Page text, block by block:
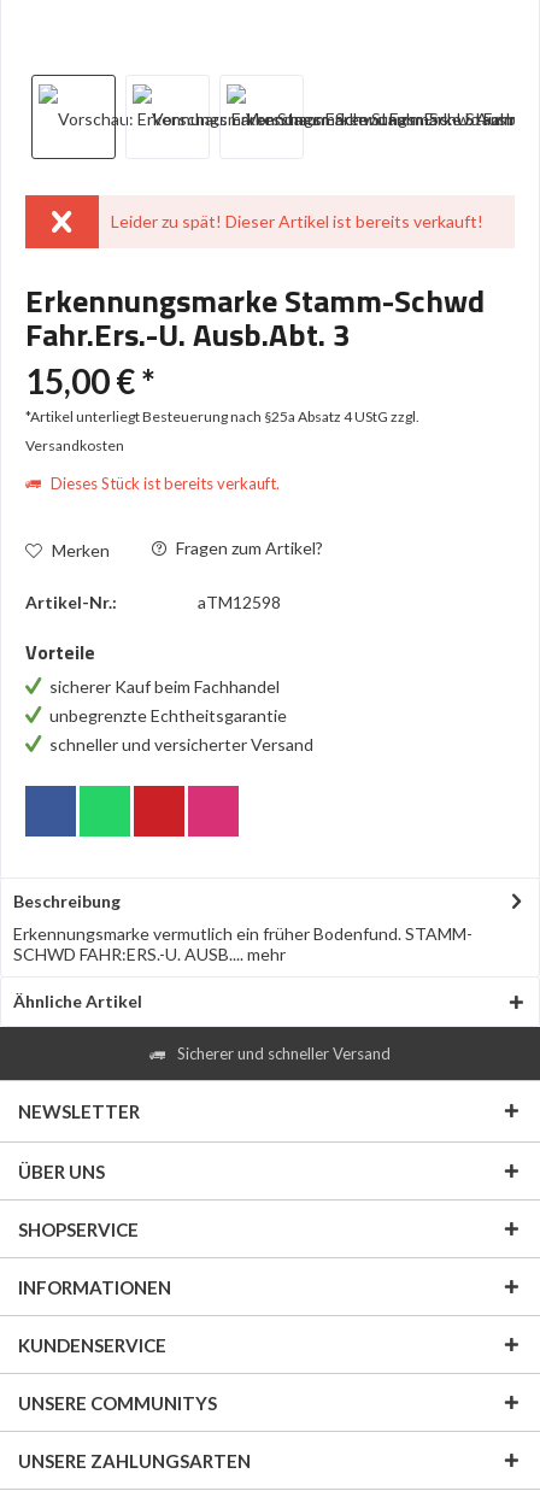
Leider zu spät! Dieser Artikel ist bereits verkauft!
Erkennungsmarke Stamm-Schwd
Fahr.Ers.-U. Ausb.Abt. 3
15,00 € *
*Artikel unterliegt Besteuerung nach §25a Absatz 4 UStG zzgl.
Versandkosten
Dieses Stück ist bereits verkauft.
Merken Fragen zum Artikel?
Artikel-Nr.: aTM12598
Vorteile
sicherer Kauf beim Fachhandel
unbegrenzte Echtheitsgarantie
schneller und versicherter Versand
Beschreibung
Erkennungsmarke vermutlich ein früher Bodenfund. STAMM-
SCHWD FAHR:ERS.-U. AUSB....mehr
Ähnliche Artikel
Sicherer und schneller Versand
NEWSLETTER
ÜBER UNS
SHOPSERVICE
INFORMATIONEN
KUNDENSERVICE
UNSERE COMMUNITYS
UNSERE ZAHLUNGSARTEN